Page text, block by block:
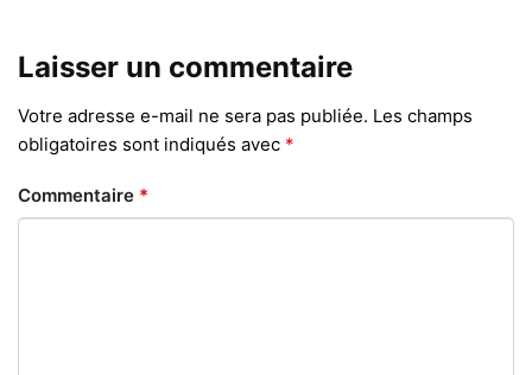
Laisser un commentaire
Votre adresse e-mail ne sera pas publiée. Les champs
obligatoires sont indiqués avec *
Commentaire *